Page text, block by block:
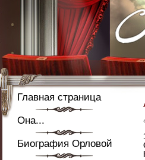
Главная страница
Она...
Биография Орловой